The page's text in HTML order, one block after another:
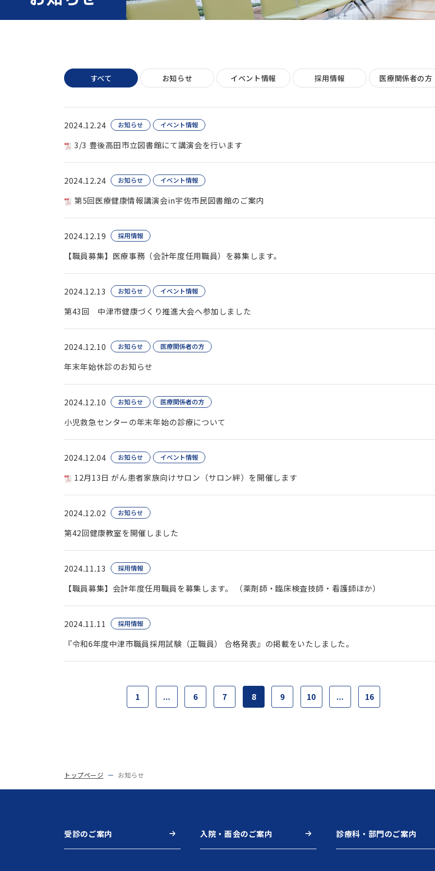
すべて お知らせ イベント情報 採用情報 医療関係者の方
2024.12.24 お知らせ イベント情報
3/3 豊後高田市立図書館にて講演会を行います
2024.12.24 お知らせ イベント情報
第5回医療健康情報講演会in宇佐市民図書館のご案内
2024.12.19 採用情報
【職員募集】医療事務（会計年度任用職員）を募集します。
2024.12.13 お知らせ イベント情報
第43回 中津市健康づくり推進大会へ参加しました
2024.12.10 お知らせ 医療関係者の方
年末年始休診のお知らせ
2024.12.10 お知らせ 医療関係者の方
小児救急センターの年末年始の診療について
2024.12.04 お知らせ イベント情報
12月13日 がん患者家族向けサロン（サロン絆）を開催します
2024.12.02 お知らせ
第42回健康教室を開催しました
2024.11.13 採用情報
【職員募集】会計年度任用職員を募集します。 （薬剤師・臨床検査技師・看護師ほか）
2024.11.11 採用情報
『令和6年度中津市職員採用試験（正職員） 合格発表』の掲載をいたしました。
1 ... 6 7 8 9 10 ... 16
トップページ お知らせ
受診のご案内 入院・面会のご案内 診療科・部門のご案内